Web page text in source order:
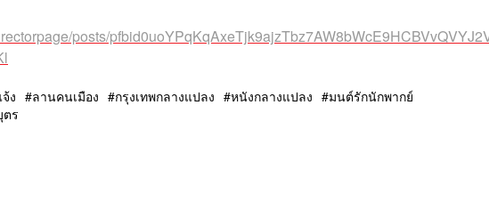
posts/
ง ลานคนเมือง กรุงเทพกลางแปลง หนังกลางแปลง
มนต์รักนักพากย์
ร